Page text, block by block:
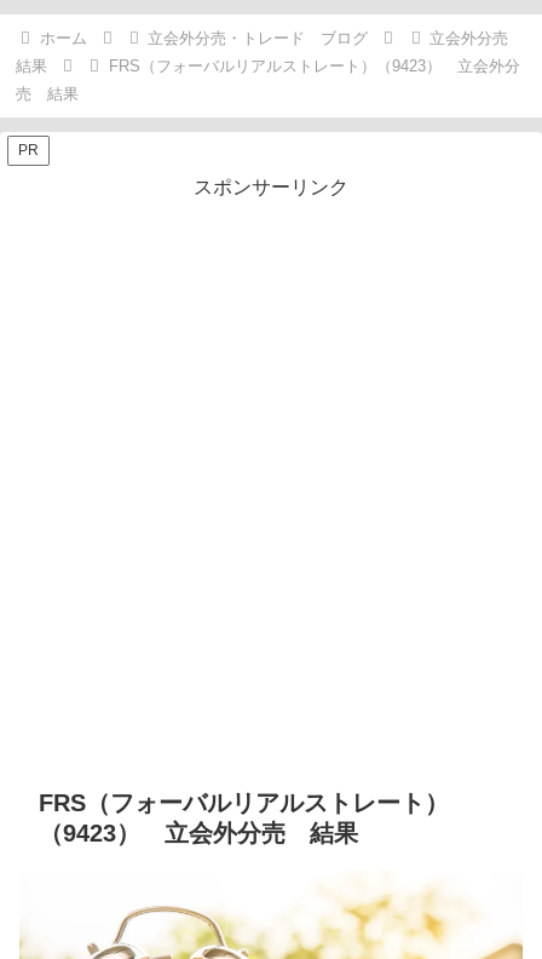
ホーム 立会外分売・トレード ブログ
立会外分売
結果
FRS（フォーバルリアルストレート）（9423） 立会外分
売 結果
PR
スポンサーリンク
FRS（フォーバルリアルストレート）
（9423） 立会外分売 結果